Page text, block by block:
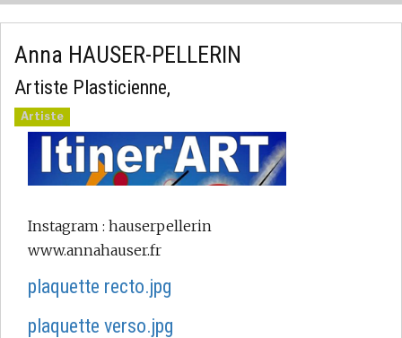
Anna HAUSER-PELLERIN
Artiste Plasticienne,
Artiste
Instagram : hauserpellerin
www.annahauser.fr
plaquette recto.jpg
plaquette verso.jpg